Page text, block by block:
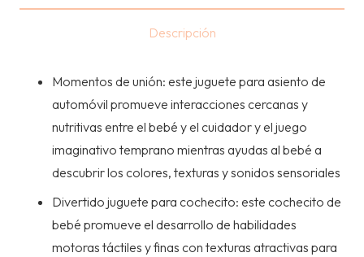
años)
cantidad
Descripción
Momentos de unión: este juguete para asiento de
automóvil promueve interacciones cercanas y
nutritivas entre el bebé y el cuidador y el juego
imaginativo temprano mientras ayudas al bebé a
descubrir los colores, texturas y sonidos sensoriales
Divertido juguete para cochecito: este cochecito de
bebé promueve el desarrollo de habilidades
motoras táctiles y finas con texturas atractivas para